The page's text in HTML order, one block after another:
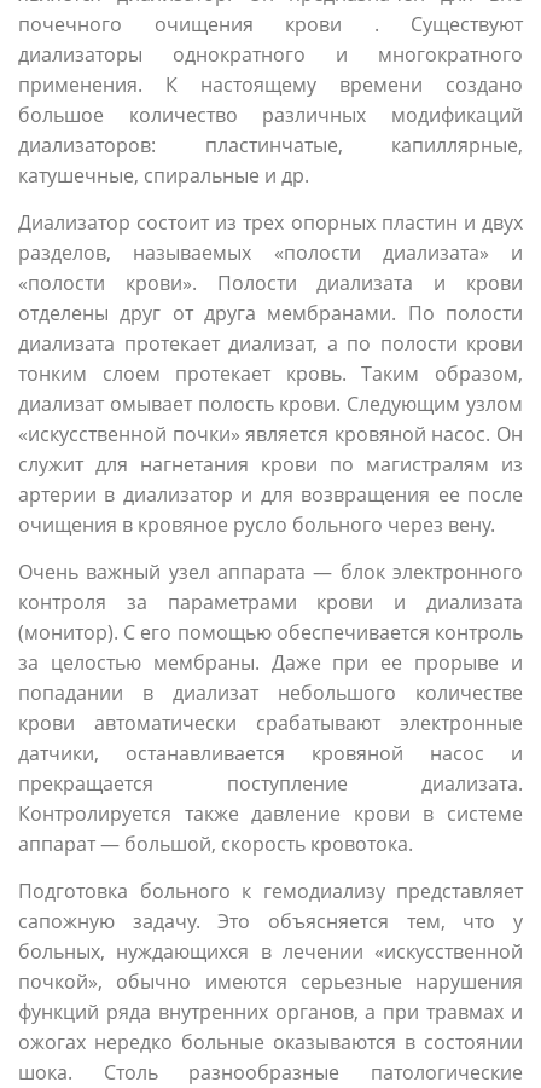
почечного очищения крови . Существуют
диализаторы однократного и многократного
применения. К настоящему времени создано
большое количество различных модификаций
диализаторов: пластинчатые, капиллярные,
катушечные, спиральные и др.
Диализатор состоит из трех опорных пластин и двух
разделов, называемых «полости диализата» и
«полости крови». Полости диализата и крови
отделены друг от друга мембранами. По полости
диализата протекает диализат, а по полости крови
тонким слоем протекает кровь. Таким образом,
диализат омывает полость крови. Следующим узлом
«искусственной почки» является кровяной насос. Он
служит для нагнетания крови по магистралям из
артерии в диализатор и для возвращения ее после
очищения в кровяное русло больного через вену.
Очень важный узел аппарата — блок электронного
контроля за параметрами крови и диализата
(монитор). С его помощью обеспечивается контроль
за целостью мембраны. Даже при ее прорыве и
попадании в диализат небольшого количестве
крови автоматически срабатывают электронные
датчики, останавливается кровяной насос и
прекращается поступление диализата.
Контролируется также давление крови в системе
аппарат — большой, скорость кровотока.
Подготовка больного к гемодиализу представляет
сапожную задачу. Это объясняется тем, что у
больных, нуждающихся в лечении «искусственной
почкой», обычно имеются серьезные нарушения
функций ряда внутренних органов, а при травмах и
ожогах нередко больные оказываются в состоянии
шока. Столь разнообразные патологические